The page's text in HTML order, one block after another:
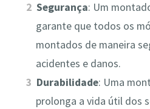
Segurança: Um
garante que todos os
montados de maneira
acidentes e danos.
Durabilidade: Uma
prolonga a vida útil dos